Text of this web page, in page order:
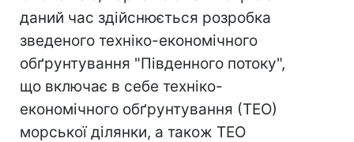
даний час здійснюється розробка
зведеного техніко-економічного
обґрунтування "Південного потоку",
що включає в себе техніко-
економічного обґрунтування (ТЕО)
морської ділянки, а також ТЕО